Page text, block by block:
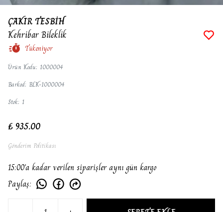
ÇAKIR TESBİH
Kehribar Bileklik
Tükeniyor
Ürün Kodu: 1000004
Barkod: BLK-1000004
Stok: 1
₺ 935.00
Gönderim Politikası
15:00'a kadar verilen siparişler aynı gün kargo
Paylaş: